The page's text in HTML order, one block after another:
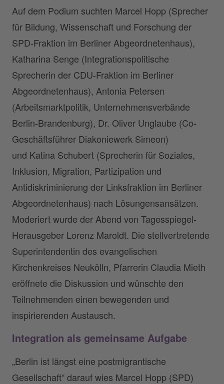
Auf dem Podium suchten Marcel Hopp (Sprecher
für Bildung, Wissenschaft und Forschung der
SPD-Fraktion im Berliner Abgeordnetenhaus),
Katharina Senge (Integrationspolitische
Sprecherin der CDU-Fraktion im Berliner
Abgeordnetenhaus), Antonia Petersen
(Arbeitsmarktpolitik, Unternehmensverbände
Berlin-Brandenburg), Dr. Oliver Unglaube (Co-
Geschäftsführer Diakoniewerk Simeon)
und Katina Schubert (Sprecherin für Soziales,
Inklusion, Migration, Partizipation und
Antidiskriminierung der Linksfraktion im Berliner
Abgeordnetenhaus) nach Lösungensansätzen.
Moderiert wurde der Abend von Tagesspiegel-
Herausgeber Lorenz Maroldt. Die stellvertretende
Superintendentin des evangelischen
Kirchenkreises Neukölln, Pfarrerin Claudia Mieth
eröffnete die Diskussion und wünschte den
Teilnehmenden einen bewegenden und
inspirierenden Austausch.
Integration als gemeinsame Aufgabe
„Berlin ist längst eine postmigrantische
Gesellschaft“ darauf wies Marcel Hopp (SPD)